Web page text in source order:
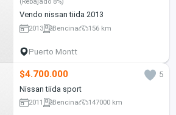
Vendo nissan tiida 2013
2013 Bencina 156 km
Puerto Montt
$4.700.000
5
Nissan tiida sport
2011 Bencina 147000 km